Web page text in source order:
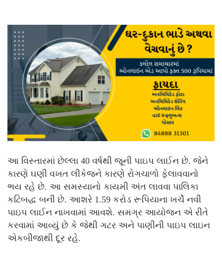
આ વિસ્તારમાં છેલ્લા 40 વર્ષથી જૂની પાઇપ લાઈન છે. જેને
કારણે ઘણી વખત લીકેજને કારણે રોગચાળો ફેલાવવાનો
ભય રહે છે. આ સમસ્યાનો કાયમી અંત લાવવા પાલિકા
કટિબદ્ધ બની છે. આશરે 1.59 કરોડ રૂપિયાના ખર્ચે નવી
પાઇપ લાઈન નાખવામાં આવશે. સમગ્ર આયોજન એ રીતે
કરવામાં આવ્યું છે કે જેથી ગટર અને પાણીની પાઇપ લાઇન
એકબીજાથી દૂર રહે.